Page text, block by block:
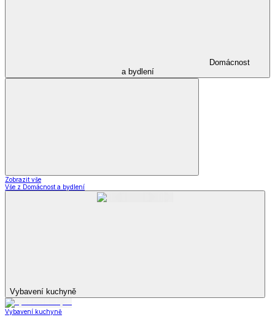
Domácnost
a bydlení
Zobrazit vše
Vše z Domácnost a bydlení
Vybavení kuchyně
Vybavení kuchyně